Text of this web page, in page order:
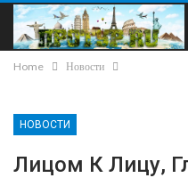
Home Новости
НОВОСТИ
Лицом К Лицу,